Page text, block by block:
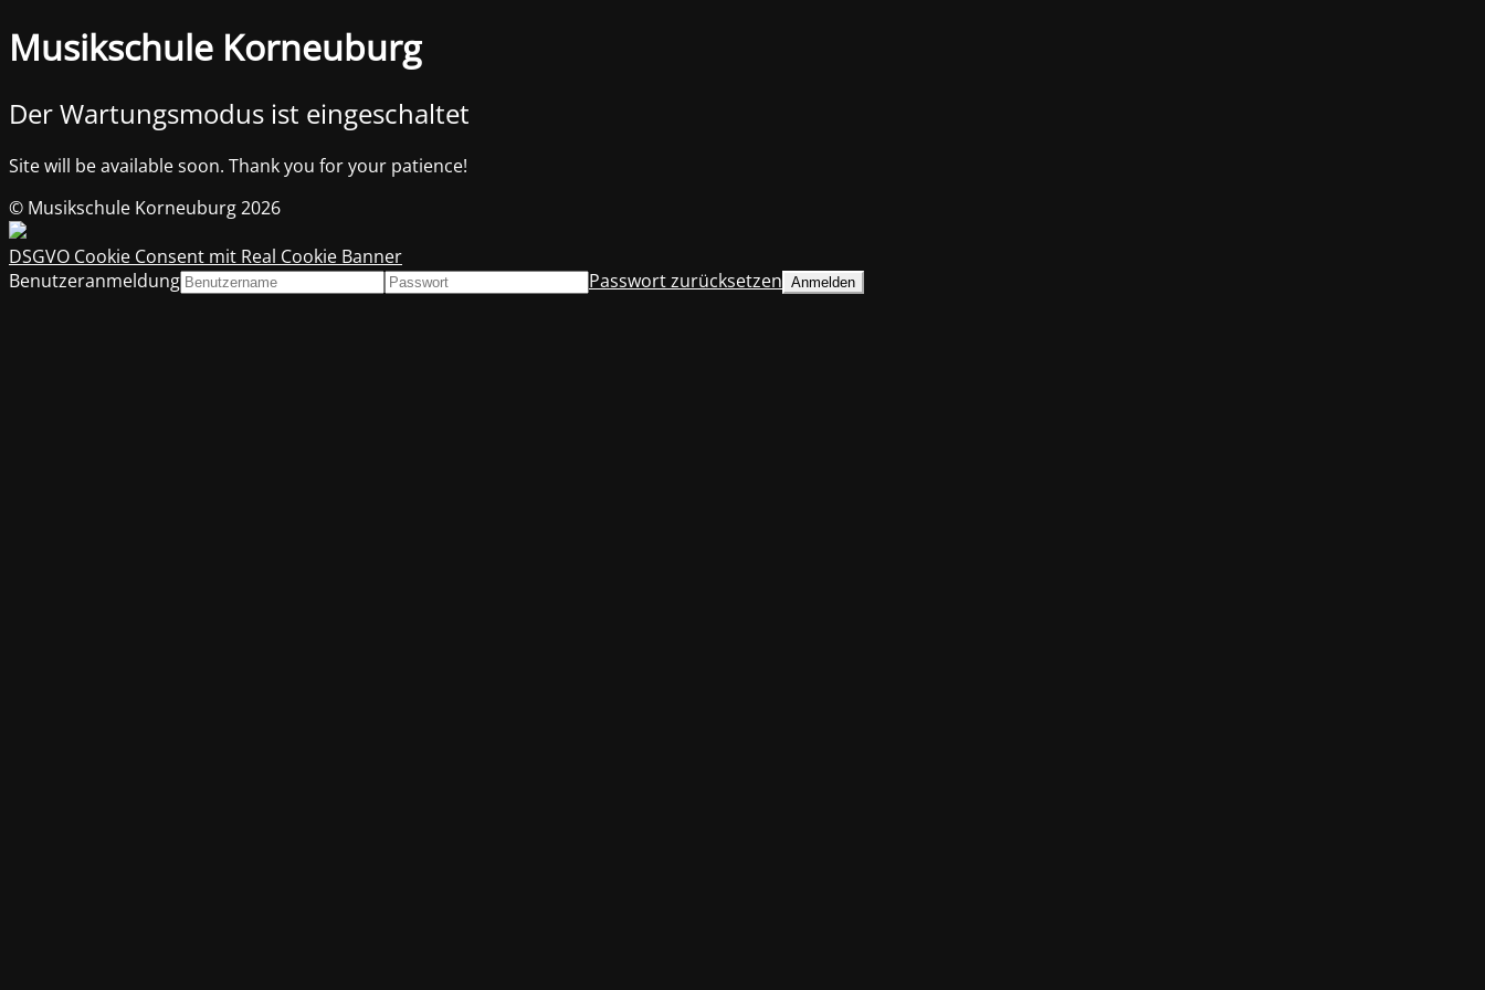
Musikschule Korneuburg
Der Wartungsmodus ist eingeschaltet
Site will be available soon. Thank you for your patience!
© Musikschule Korneuburg 2026
DSGVO Cookie Consent mit Real Cookie Banner
Benutzeranmeldung
Passwort zurücksetzen